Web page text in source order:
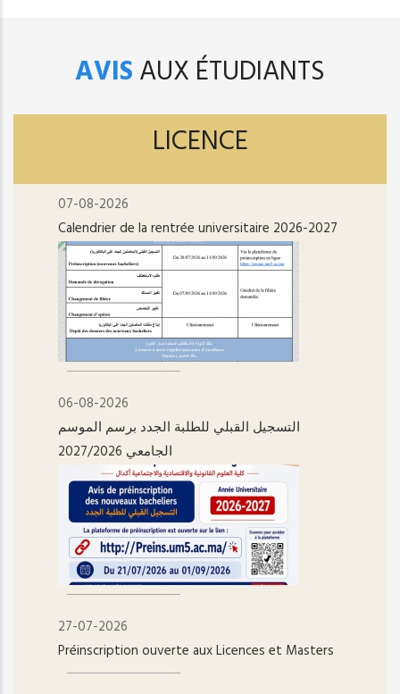
AVISAUX ÉTUDIANTS
LICENCE
07-08-2026
Calendrier de la rentrée universitaire 2026-2027
06-08-2026
التسجيل القبلي للطلبة الجدد برسم الموسم
الجامعي 2027/2026
27-07-2026
Préinscription ouverte aux Licences et Masters